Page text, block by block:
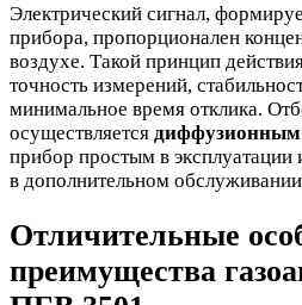
Электрический сигнал,
прибора, пропорционален
воздухе. Такой принцип
точность измерений,
минимальное время отклика.
осуществляется диффузионным
прибор простым в эксплуатации
в дополнительном
Отличительные
преимущества